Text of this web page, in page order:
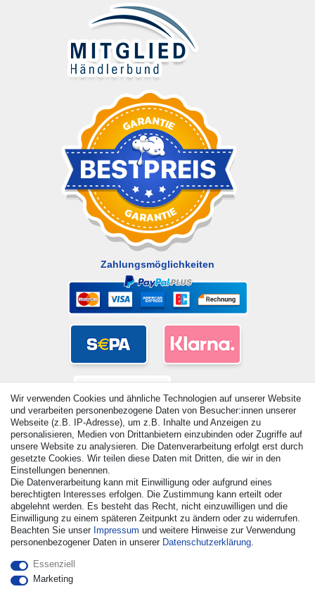
Zahlungsmöglichkeiten
© Copyright 2026 | Alle Rechte vorbehalten. - Alle Rechte
vorbehalten. Preisangaben inkl. gesetzl. 19% MwSt. |
Grundpreise siehe Artikeldetail | *Gilt für Lieferungen nach
Deutschland!
Vertrag widerrufen Kontakt
Wir verwenden Cookies und ähnliche Technologien auf unserer Website
und verarbeiten personenbezogene Daten von Besucher:innen unserer
Webseite (z.B. IP-Adresse), um z.B. Inhalte und Anzeigen zu
personalisieren, Medien von Drittanbietern einzubinden oder Zugriffe auf
unsere Website zu analysieren. Die Datenverarbeitung erfolgt erst durch
gesetzte Cookies. Wir teilen diese Daten mit Dritten, die wir in den
Einstellungen benennen.
Die Datenverarbeitung kann mit Einwilligung oder aufgrund eines
berechtigten Interesses erfolgen. Die Zustimmung kann erteilt oder
abgelehnt werden. Es besteht das Recht, nicht einzuwilligen und die
Einwilligung zu einem späteren Zeitpunkt zu ändern oder zu widerrufen.
Beachten Sie unser Impressum und weitere Hinweise zur Verwendung
personenbezogener Daten in unserer Daten­schutz­erklärung.
Essenziell
Marketing